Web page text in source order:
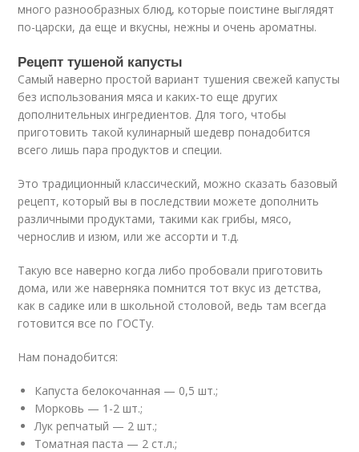
много разнообразных блюд, которые поистине выглядят
по-царски, да еще и вкусны, нежны и очень ароматны.
Рецепт тушеной капусты
Самый наверно простой вариант тушения свежей капусты
без использования мяса и каких-то еще других
дополнительных ингредиентов. Для того, чтобы
приготовить такой кулинарный шедевр понадобится
всего лишь пара продуктов и специи.
Это традиционный классический, можно сказать базовый
рецепт, который вы в последствии можете дополнить
различными продуктами, такими как грибы, мясо,
чернослив и изюм, или же ассорти и т.д.
Такую все наверно когда либо пробовали приготовить
дома, или же наверняка помнится тот вкус из детства,
как в садике или в школьной столовой, ведь там всегда
готовится все по ГОСТу.
Нам понадобится:
Капуста белокочанная — 0,5 шт.;
Морковь — 1-2 шт.;
Лук репчатый — 2 шт.;
Томатная паста — 2 ст.л.;